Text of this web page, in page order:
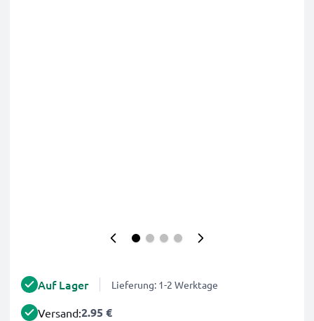
Auf Lager Lieferung: 1-2 Werktage
Versand:2.95 €